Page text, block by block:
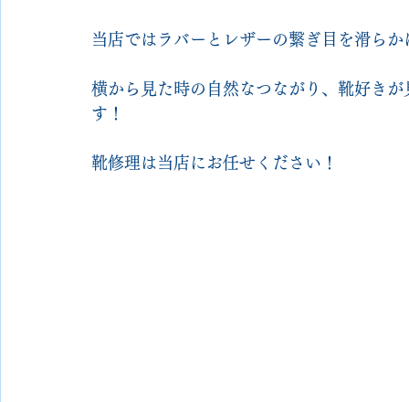
当店ではラバーとレザーの繋ぎ目を滑ら
横から見た時の自然なつながり、靴好き
す！
靴修理は当店にお任せください！